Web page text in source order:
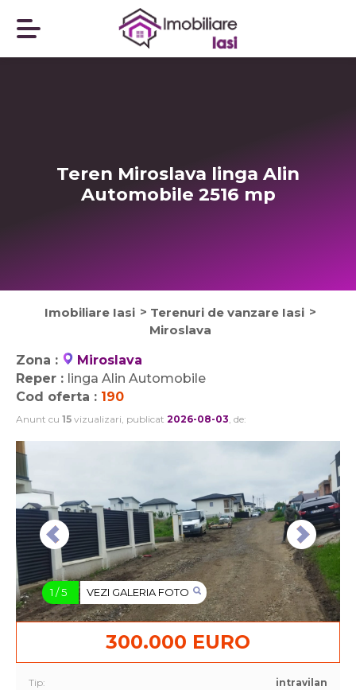
Teren Miroslava linga Alin
Automobile 2516 mp
Imobiliare Iasi
Terenuri de vanzare Iasi
Miroslava
Zona :
Miroslava
Reper : linga Alin Automobile
Cod oferta : 190
Anunt cu 15 vizualizari, publicat 2026-08-03, de:
1 /5 VEZI GALERIA FOTO
300.000 EURO
Tip:
intravilan